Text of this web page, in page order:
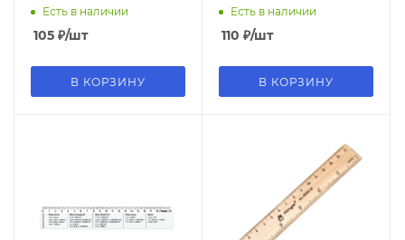
треугольника,
транспортир),
прозрачный, неоновый,
Есть в наличии
105 ₽/шт
В КОРЗИНУ
треугольника,
транспортир), НЧ-30521
Есть в наличии
110 ₽/шт
В КОРЗИНУ